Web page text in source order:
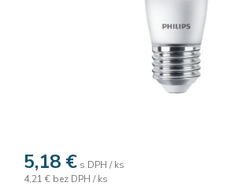
5,18 € s DPH / ks
4,21 € bez DPH / ks